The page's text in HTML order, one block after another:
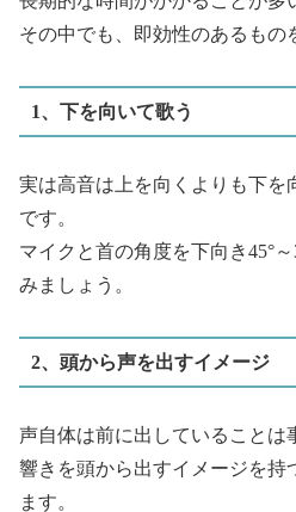
その中でも、即効性のあるもの
1、下を向いて歌う
実は高音は上を向くよりも下を
です。
マイクと首の角度を下向き45°
みましょう。
2、頭から声を出すイメージ
声自体は前に出していることは
響きを頭から出すイメージを持
ます。